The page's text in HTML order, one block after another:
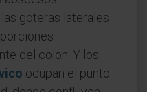
goteras laterales
del colon. Y los
ocupan el punto